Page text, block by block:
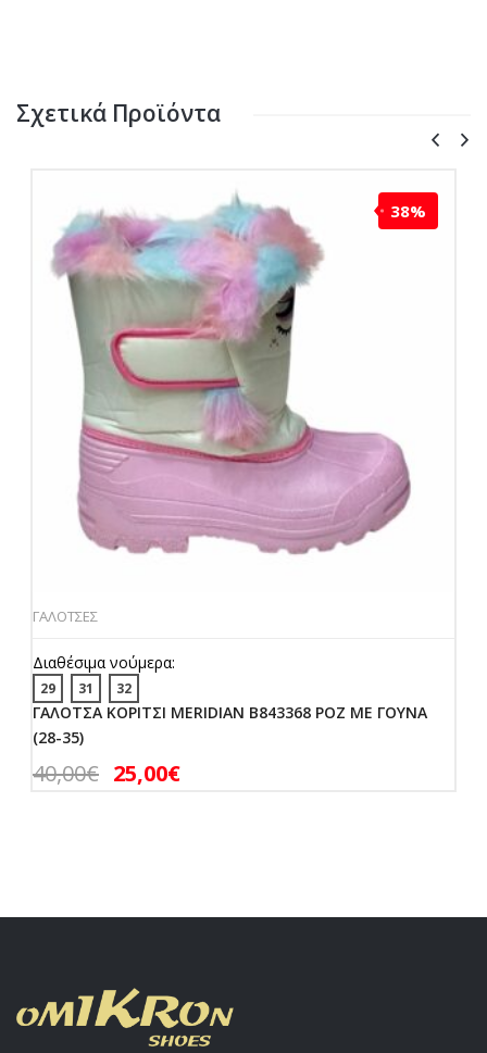
Σχετικά Προϊόντα
38%
ΓΑΛΟΤΣΕΣ
Διαθέσιμα νούμερα:
29 31 32
ΓΑΛΟΤΣΑ ΚΟΡΙΤΣΙ MERIDIAN B843368 ΡΟΖ ΜΕ ΓΟΥΝΑ
(28-35)
40,00€ 25,00€